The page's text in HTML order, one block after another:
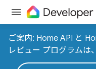
ご案内: Home API と
レビュー プログラムは